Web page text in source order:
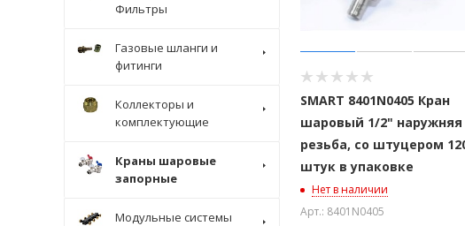
SMART 8401N0405 Кран
шаровый 1/2" наружняя
резьба, со штуцером
штук в упаковке
Нет в наличии
Арт.: 8401N0405
Фильтры
Газовые шланги и
фитинги
Коллекторы и
комплектующие
Краны шаровые
запорные
Модульные системы